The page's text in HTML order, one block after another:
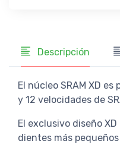
Descripción
El núcleo SRAM XD es
y 12 velocidades de
El exclusivo diseño
dientes más